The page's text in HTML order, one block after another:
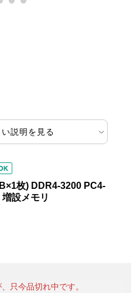
説明を見る
枚) DDR4-3200 PC4-
設メモリ
只今品切れ中です。